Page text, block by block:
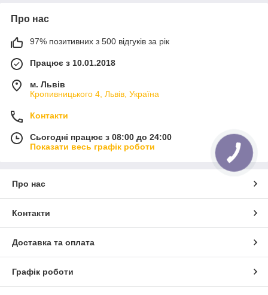
Про нас
97% позитивних з 500 відгуків за рік
Працює з 10.01.2018
м. Львів
Кропивницького 4, Львів, Україна
Контакти
Сьогодні працює з 08:00 до 24:00
Показати весь графік роботи
Про нас
Контакти
Доставка та оплата
Графік роботи